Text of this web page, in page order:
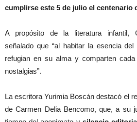
cumplirse este 5 de julio el centenario
A propósito de la literatura infantil,
señalado que “al habitar la esencia
refugian en su alma y comparten
nostalgias”.
La escritora Yurimia Boscán destacó el
de Carmen Delia Bencomo, que, a su